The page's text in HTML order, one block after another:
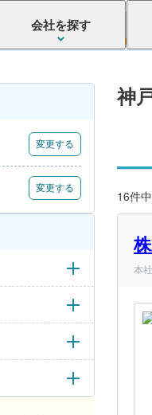
会社を探す
変更する
変更する
神
16件
本